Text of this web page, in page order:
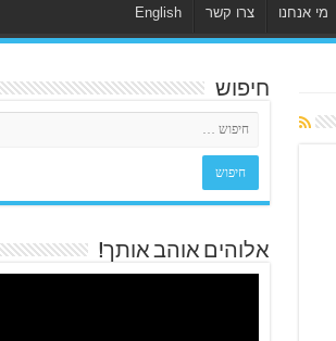
מי אנחנו צרו קשר English
חיפוש
אלוהים אוהב אותך!